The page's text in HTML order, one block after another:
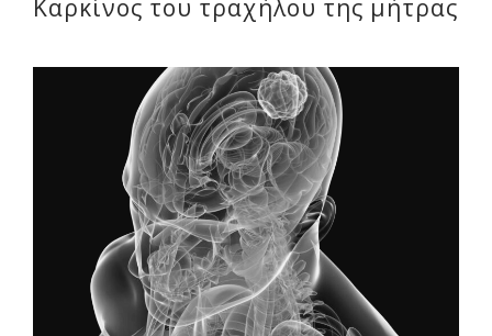
Καρκίνος του τραχήλου της μήτρας